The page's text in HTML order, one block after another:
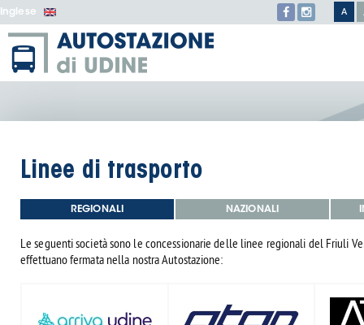
Inglese A
Linee di trasporto
REGIONALI NAZIONALI
Le seguenti società sono le concessionarie delle linee regionali del Friuli
effettuano fermata nella nostra Autostazione: